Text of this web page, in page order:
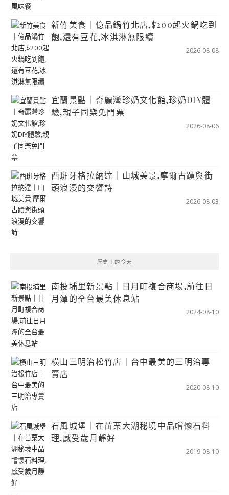
新竹美食｜億品鍋竹北店,$200起火鍋吃到
飽,還有豆花,冰淇淋無限續
2026-08-08
宜蘭景點｜奇麗灣珍奶文化館,珍奶DIY體
驗,親子同樂免門票
2026-08-06
西班牙格拉納達｜山城美景,摩爾古蹟與街
頭浪漫的交響詩
2026-08-03
歷史上的今天
南投埔里新景點｜日月町複合商場,前往日
月潭的全台最美休息站
2024-08-10
橫山三明治松竹店｜台中最美的三明治專
賣店
2020-08-10
石風城堡｜在苗栗大湖秘境中品嚐懷石料
理,感受歲月靜好
2019-08-10